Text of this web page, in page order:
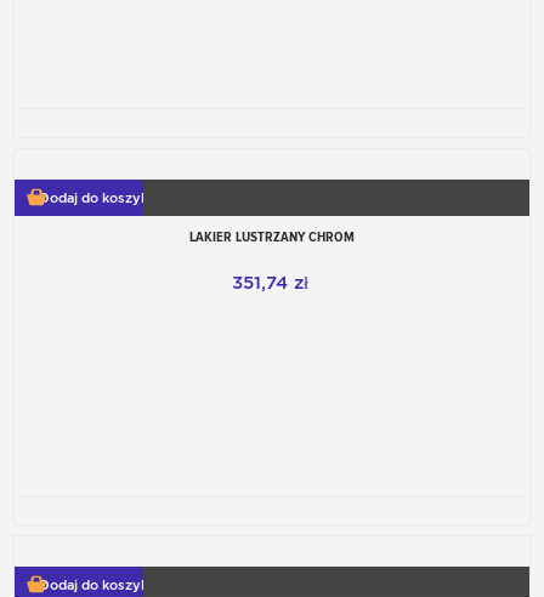
Dodaj do koszyka
LAKIER LUSTRZANY CHROM
351,74 zł
Dodaj do koszyka